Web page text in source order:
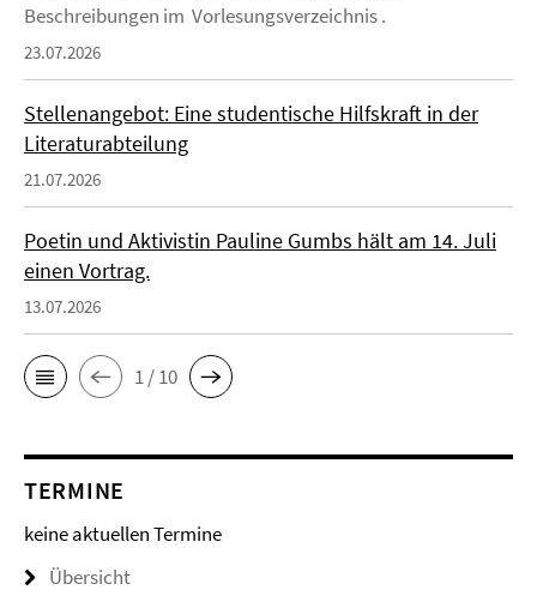
Beschreibungen im Vorlesungsverzeichnis .
23.07.2026
Stellenangebot: Eine studentische Hilfskraft in der
Literaturabteilung
21.07.2026
Poetin und Aktivistin Pauline Gumbs hält am 14. Juli
einen Vortrag.
13.07.2026
1 / 10
TERMINE
keine aktuellen Termine
Übersicht